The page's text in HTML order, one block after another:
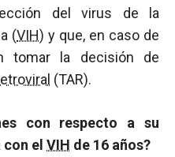
del virus de la
(VIH) y que, en caso de
tomar la decisión de
(TAR).
con respecto a su
el VIH de 16 años?